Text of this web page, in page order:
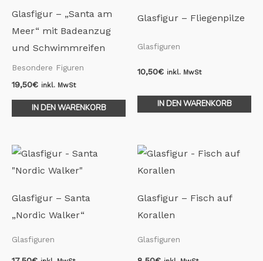
Glasfigur – „Santa am
Meer“ mit Badeanzug
und Schwimmreifen
Besondere Figuren
19,50€ inkl. MwSt
IN DEN WARENKORB
Glasfigur – Fliegenpilze
Glasfiguren
10,50€ inkl. MwSt
IN DEN WARENKORB
Glasfigur – Santa
„Nordic Walker“
Glasfiguren
Glasfigur – Fisch auf
Korallen
Glasfiguren